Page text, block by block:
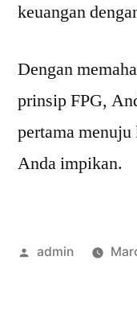
keuangan
Dengan
prinsip FPG,
pertama
Anda impikan.
Posted
admin